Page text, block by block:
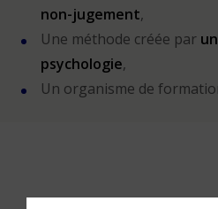
non-jugement,
Une méthode créée par
psychologie,
Un organisme de